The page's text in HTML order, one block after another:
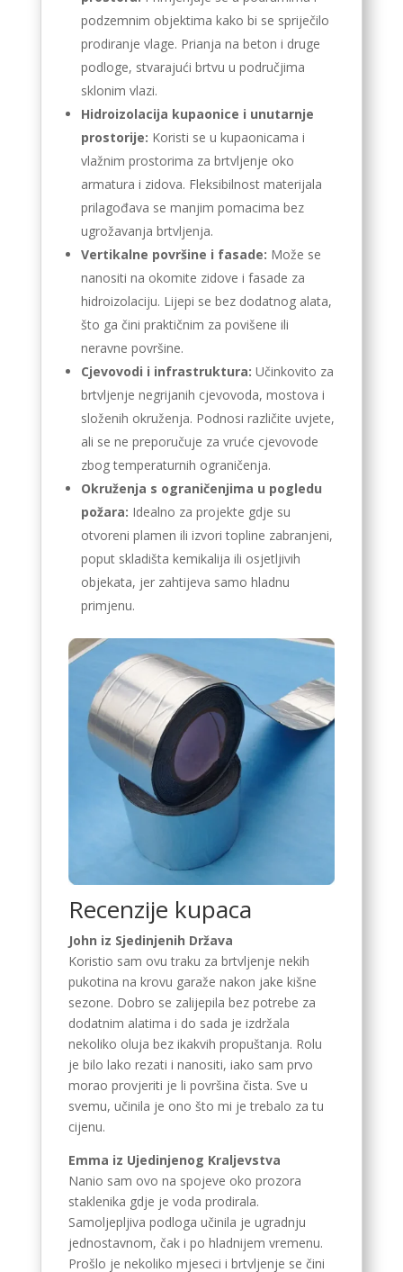
podzemnim objektima kako bi se spriječilo
prodiranje vlage. Prianja na beton i druge
podloge, stvarajući brtvu u područjima
sklonim vlazi.
Hidroizolacija kupaonice i unutarnje
prostorije: Koristi se u kupaonicama i
vlažnim prostorima za brtvljenje oko
armatura i zidova. Fleksibilnost materijala
prilagođava se manjim pomacima bez
ugrožavanja brtvljenja.
Vertikalne površine i fasade: Može se
nanositi na okomite zidove i fasade za
hidroizolaciju. Lijepi se bez dodatnog alata,
što ga čini praktičnim za povišene ili
neravne površine.
Cjevovodi i infrastruktura: Učinkovito za
brtvljenje negrijanih cjevovoda, mostova i
složenih okruženja. Podnosi različite uvjete,
ali se ne preporučuje za vruće cjevovode
zbog temperaturnih ograničenja.
Okruženja s ograničenjima u pogledu
požara: Idealno za projekte gdje su
otvoreni plamen ili izvori topline zabranjeni,
poput skladišta kemikalija ili osjetljivih
objekata, jer zahtijeva samo hladnu
primjenu.
Recenzije kupaca
John iz Sjedinjenih Država
Koristio sam ovu traku za brtvljenje nekih
pukotina na krovu garaže nakon jake kišne
sezone. Dobro se zalijepila bez potrebe za
dodatnim alatima i do sada je izdržala
nekoliko oluja bez ikakvih propuštanja. Rolu
je bilo lako rezati i nanositi, iako sam prvo
morao provjeriti je li površina čista. Sve u
svemu, učinila je ono što mi je trebalo za tu
cijenu.
Emma iz Ujedinjenog Kraljevstva
Nanio sam ovo na spojeve oko prozora
staklenika gdje je voda prodirala.
Samoljepljiva podloga učinila je ugradnju
jednostavnom, čak i po hladnijem vremenu.
Prošlo je nekoliko mjeseci i brtvljenje se čini